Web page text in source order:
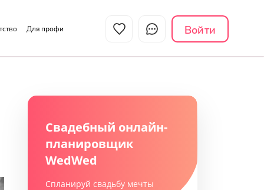
Войти
Для профи
Свадебный онлайн-
планировщик
WedWed
Спланируй свадьбу мечты